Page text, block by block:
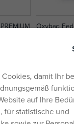
Oxybag
damit Ihr
auf Ihre
für statistische und